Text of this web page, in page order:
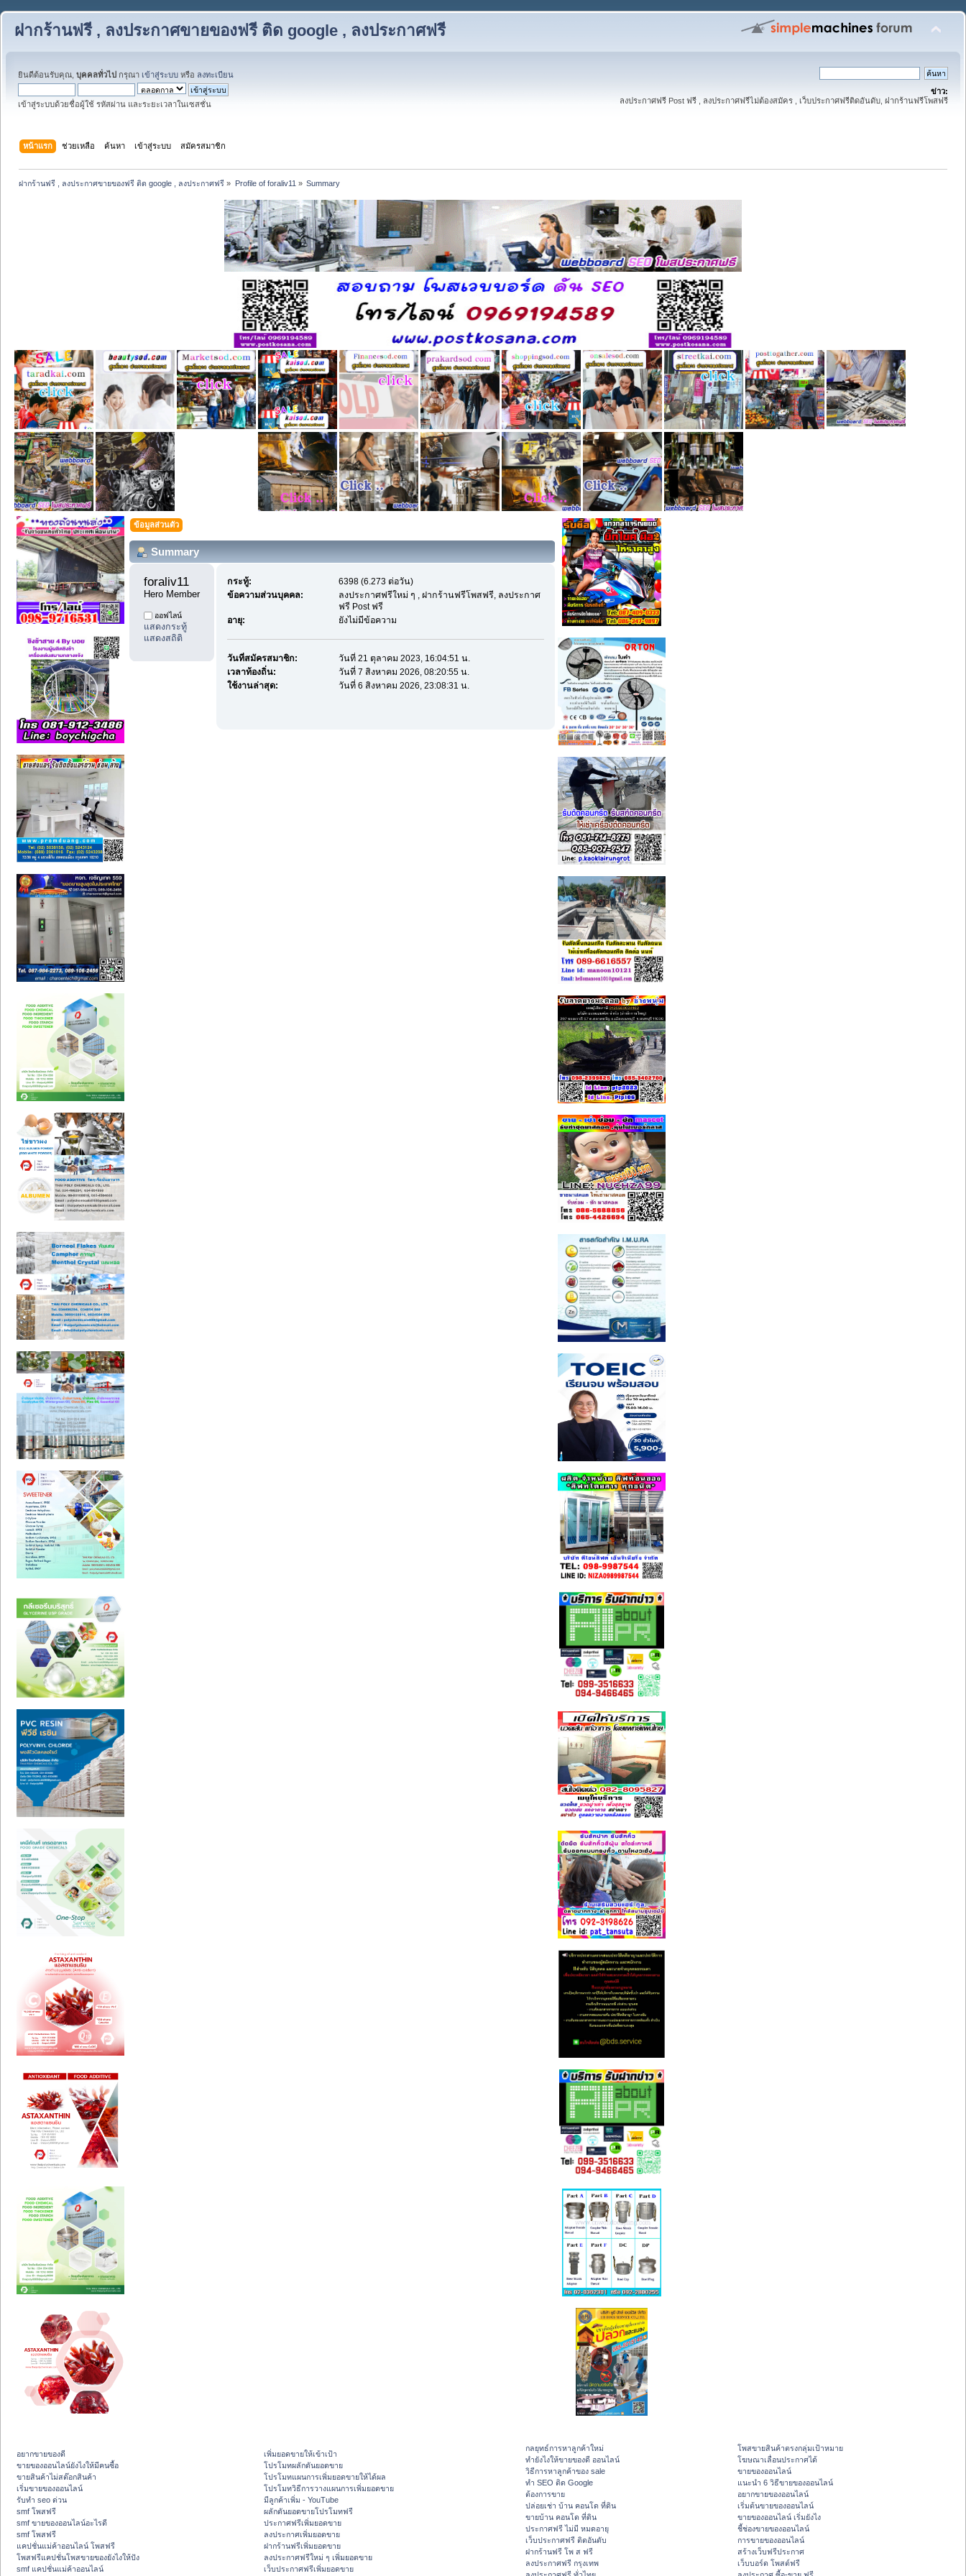
ฝากร้านฟรี , ลงประกาศขายของฟรี ติด google , ลงประกาศฟรี
ยินดีต้อนรับคุณ, บุคคลทั่วไป กรุณา เข้าสู่ระบบ หรือ ลงทะเบียน
เข้าสู่ระบบด้วยชื่อผู้ใช้ รหัสผ่าน และระยะเวลาในเซสชั่น
ข่าว:
ลงประกาศฟรี Post ฟรี , ลงประกาศฟรีไม่ต้องสมัคร , เว็บประกาศฟรีติดอันดับ, ฝากร้านฟรีโพสฟรี
หน้าแรก ช่วยเหลือ ค้นหา เข้าสู่ระบบ สมัครสมาชิก
ฝากร้านฟรี , ลงประกาศขายของฟรี ติด google , ลงประกาศฟรี » Profile of foraliv11 » Summary
ข้อมูลส่วนตัว
Summary
foraliv11
Hero Member
ออฟไลน์
แสดงกระทู้
แสดงสถิติ
กระทู้:
6398 (6.273 ต่อวัน)
ข้อความส่วนบุคคล:
ลงประกาศฟรีใหม่ ๆ , ฝากร้านฟรีโพสฟรี, ลงประกาศ
ฟรี Post ฟรี
อายุ:
ยังไม่มีข้อความ
วันที่สมัครสมาชิก:
วันที่ 21 ตุลาคม 2023, 16:04:51 น.
เวลาท้องถิ่น:
วันที่ 7 สิงหาคม 2026, 08:20:55 น.
ใช้งานล่าสุด:
วันที่ 6 สิงหาคม 2026, 23:08:31 น.
อยากขายของดี
ขายของออนไลน์ยังไงให้มีคนซื้อ
ขายสินค้าไม่สต๊อกสินค้า
เริ่มขายของออนไลน์
รับทำ seo ด่วน
smf โพสฟรี
smf ขายของออนไลน์อะไรดี
smf โพสฟรี
แคปชั่นแม่ค้าออนไลน์ โพสฟรี
โพสฟรีแคปชั่นโพสขายของยังไงให้ปัง
smf แคปชั่นแม่ค้าออนไลน์
เพิ่มยอดขายให้เข้าเป้า
โปรโมทผลักดันยอดขาย
โปรโมทแผนการเพิ่มยอดขายให้ได้ผล
โปรโมทวิธีการวางแผนการเพิ่มยอดขาย
มีลูกค้าเพิ่ม - YouTube
ผลักดันยอดขายโปรโมทฟรี
ประกาศฟรีเพิ่มยอดขาย
ลงประกาศเพิ่มยอดขาย
ฝากร้านฟรีเพิ่มยอดขาย
ลงประกาศฟรีใหม่ ๆ เพิ่มยอดขาย
เว็บประกาศฟรีเพิ่มยอดขาย
กลยุทธ์การหาลูกค้าใหม่
ทํายังไงให้ขายของดี ออนไลน์
วิธีการหาลูกค้าของ sale
ทำ SEO ติด Google
ต้องการขาย
ปล่อยเช่า บ้าน คอนโด ที่ดิน
ขายบ้าน คอนโด ที่ดิน
ประกาศฟรี ไม่มี หมดอายุ
เว็บประกาศฟรี ติดอันดับ
ฝากร้านฟรี โพ ส ฟรี
ลงประกาศฟรี กรุงเทพ
โพสขายสินค้าตรงกลุ่มเป้าหมาย
โฆษณาเลื่อนประกาศได้
ขายของออนไลน์
แนะนำ 6 วิธีขายของออนไลน์
อยากขายของออนไลน์
เริ่มต้นขายของออนไลน์
ขายของออนไลน์ เริ่มยังไง
ชี้ช่องขายของออนไลน์
การขายของออนไลน์
สร้างเว็บฟรีประกาศ
เว็บบอร์ด โพสต์ฟรี